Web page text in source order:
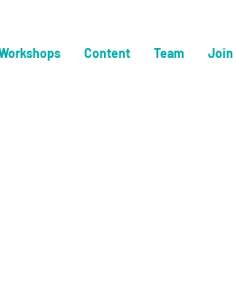
Content Team Join